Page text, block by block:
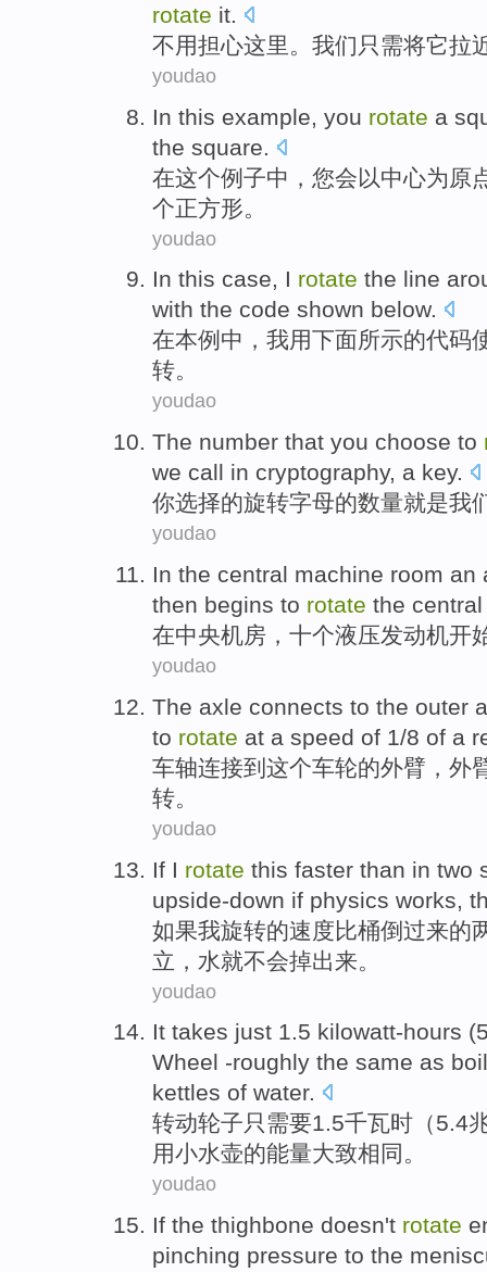
rotate it.
不用担心这里。 我们 只需将它拉
youdao
In this example you rotate a
the square.
在这个例子中， 您会以中心为原
个正方形。
youdao
In this case, I rotate the line
with the code shown below.
在本例中 ， 我用下面所示的代码
转。
youdao
The number that you choose to
we call in cryptography, a key.
你选择的旋转字母的数量就是我
youdao
In the central machine room an
then begins to rotate the central
在中央机房 ， 十个液压发动机开
youdao
The axle connects to the outer
to rotate at a speed of 1/8 of a
车轴连接到 这个车轮的外臂 ，外
转。
youdao
If I rotate this faster than in two
upside-down if physics works ,
如果我旋转的速度比桶倒过来的
立， 水就不会掉出来。
youdao
It takes just 1.5 kilowatt-hours
Wheel -roughly the same as
kettles of water.
转动轮子只 需要1.5千瓦时 （5.4
用小水壶的能量大致相同 。
youdao
If the thighbone doesn't rotate
pinching pressure to the